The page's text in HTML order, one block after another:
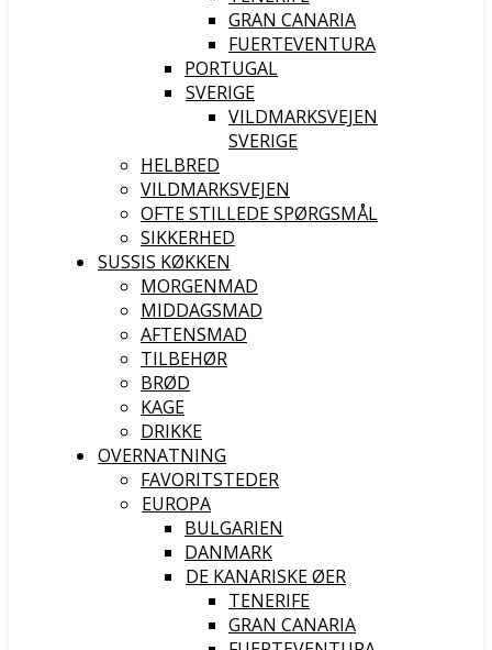
GRAN CANARIA
FUERTEVENTURA
PORTUGAL
SVERIGE
VILDMARKSVEJEN
SVERIGE
HELBRED
VILDMARKSVEJEN
OFTE STILLEDE SPØRGSMÅL
SIKKERHED
SUSSIS KØKKEN
MORGENMAD
MIDDAGSMAD
AFTENSMAD
TILBEHØR
BRØD
KAGE
DRIKKE
OVERNATNING
FAVORITSTEDER
EUROPA
BULGARIEN
DANMARK
DE KANARISKE ØER
TENERIFE
GRAN CANARIA